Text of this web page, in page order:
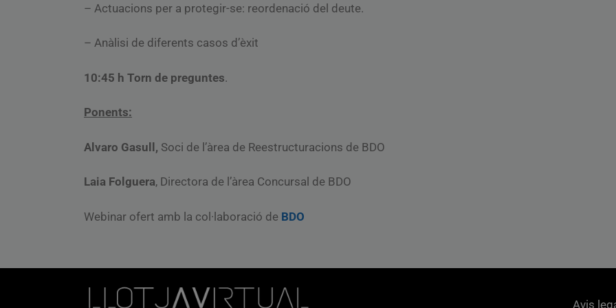
– Actuacions per a protegir-se: reordenació del deute.
– Anàlisi de diferents casos d’èxit
10:45 h Torn de preguntes.
Ponents:
Alvaro Gasull, Soci de l’àrea de Reestructuracions de BDO
Laia Folguera, Directora de l’àrea Concursal de BDO
Webinar ofert amb la col·laboració de BDO
Avis